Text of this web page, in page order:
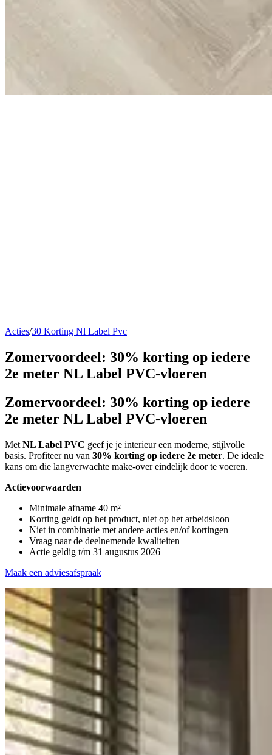
Acties/30 Korting Nl Label Pvc
Zomervoordeel: 30% korting op iedere
2e meter NL Label PVC-vloeren
Zomervoordeel: 30% korting op iedere
2e meter NL Label PVC-vloeren
Met NL Label PVC geef je je interieur een moderne, stijlvolle
basis. Profiteer nu van 30% korting op iedere 2e meter. De ideale
kans om die langverwachte make-over eindelijk door te voeren.
Actievoorwaarden
Minimale afname 40 m²
Korting geldt op het product, niet op het arbeidsloon
Niet in combinatie met andere acties en/of kortingen
Vraag naar de deelnemende kwaliteiten
Actie geldig t/m 31 augustus 2026
Maak een adviesafspraak